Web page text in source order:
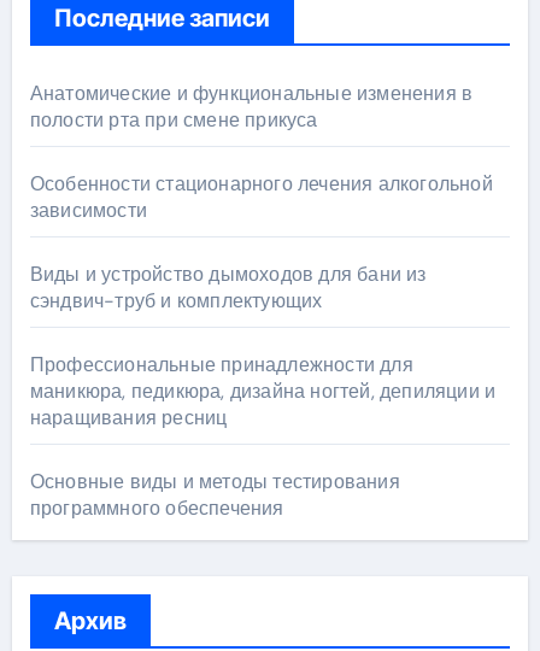
Последние записи
Анатомические и функциональные изменения в
полости рта при смене прикуса
Особенности стационарного лечения алкогольной
зависимости
Виды и устройство дымоходов для бани из
сэндвич-труб и комплектующих
Профессиональные принадлежности для
маникюра, педикюра, дизайна ногтей, депиляции и
наращивания ресниц
Основные виды и методы тестирования
программного обеспечения
Архив